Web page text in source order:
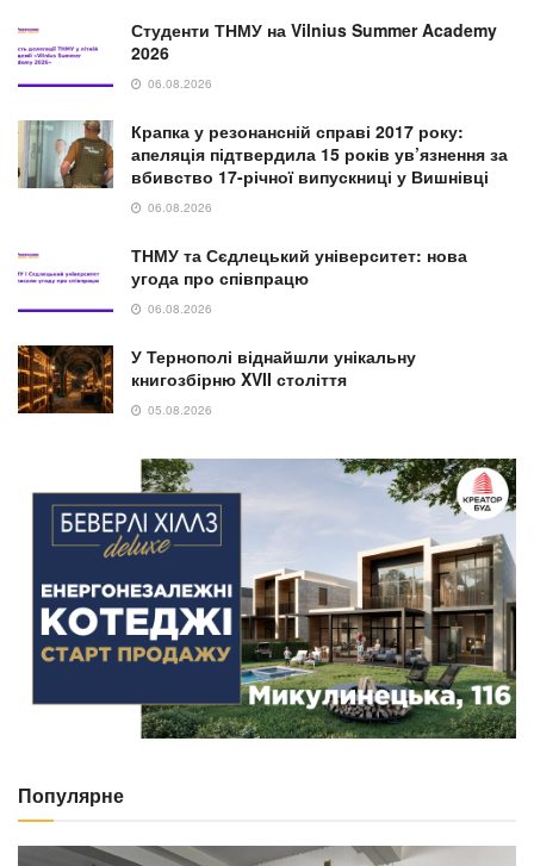
Студенти ТНМУ на Vilnius Summer Academy
2026
06.08.2026
Крапка у резонансній справі 2017 року:
апеляція підтвердила 15 років ув’язнення за
вбивство 17-річної випускниці у Вишнівці
06.08.2026
ТНМУ та Сєдлецький університет: нова
угода про співпрацю
06.08.2026
У Тернополі віднайшли унікальну
книгозбірню XVII століття
05.08.2026
Популярне